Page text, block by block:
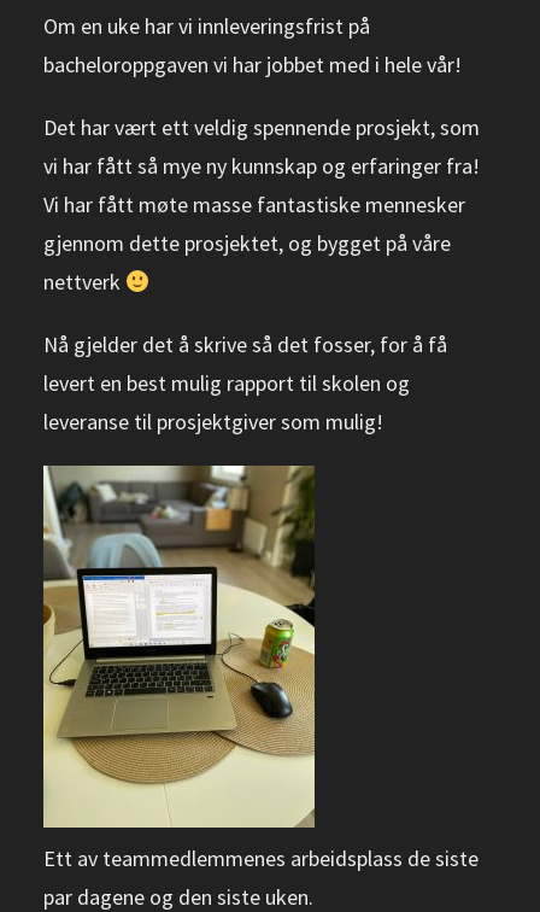
Om en uke har vi innleveringsfrist på
bacheloroppgaven vi har jobbet med i hele vår!
Det har vært ett veldig spennende prosjekt, som
vi har fått så mye ny kunnskap og erfaringer fra!
Vi har fått møte masse fantastiske mennesker
gjennom dette prosjektet, og bygget på våre
nettverk
Nå gjelder det å skrive så det fosser, for å få
levert en best mulig rapport til skolen og
leveranse til prosjektgiver som mulig!
Ett av teammedlemmenes arbeidsplass de siste
par dagene og den siste uken.